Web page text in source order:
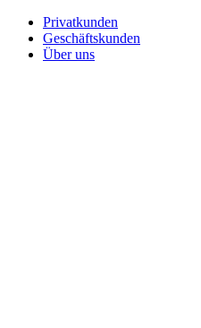
Privatkunden
Geschäftskunden
Über uns